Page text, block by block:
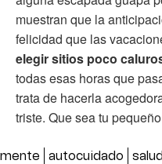
muestran que la
felicidad que las
elegir sitios poco
todas esas horas que
trata de hacerla
triste. Que sea tu
mente autocuidado